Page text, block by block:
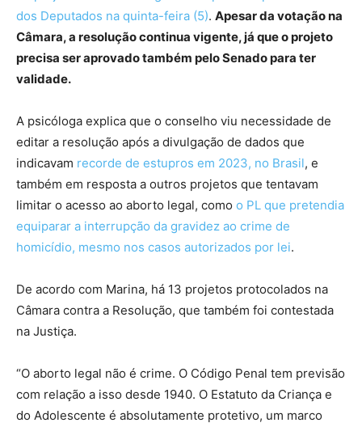
dos Deputados na quinta-feira (5). Apesar da votação na
Câmara, a resolução continua vigente, já que o projeto
precisa ser aprovado também pelo Senado para ter
validade.
A psicóloga explica que o conselho viu necessidade de
editar a resolução após a divulgação de dados que
indicavam recorde de estupros em 2023, no Brasil, e
também em resposta a outros projetos que tentavam
limitar o acesso ao aborto legal, como o PL que pretendia
equiparar a interrupção da gravidez ao crime de
homicídio, mesmo nos casos autorizados por lei.
De acordo com Marina, há 13 projetos protocolados na
Câmara contra a Resolução, que também foi contestada
na Justiça.
“O aborto legal não é crime. O Código Penal tem previsão
com relação a isso desde 1940. O Estatuto da Criança e
do Adolescente é absolutamente protetivo, um marco